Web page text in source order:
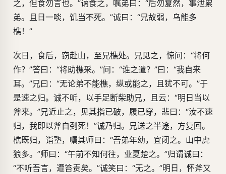
之，但食勿言也。”讷食之，嘱弟曰：“后勿复然，事泄累
弟。且日一啖，饥当不死。”诚曰：“兄故弱，乌能多
樵！”
次日，食后，窃赴山，至兄樵处。兄见之，惊问：“将何
作？”答曰：“将助樵采。”问：“谁之遣？”曰：“我自来
耳。”兄曰：“无论弟不能樵，纵或能之，且犹不可。”于
是速之归。诚不听，以手足断柴助兄，且云：“明日当以
斧来。”兄近止之，见其指已破，履已穿，悲曰：“汝不速
归，我即以斧自刭死！”诚乃归。兄送之半途，方复回。
樵既归，诣塾，嘱其师曰：“吾弟年幼，宜闭之。山中虎
狼多。”师曰：“午前不知何往，业夏楚之。”归谓诚曰：
“不听吾言，遭笞责矣。”诚笑曰：“无之。”明日，怀斧又